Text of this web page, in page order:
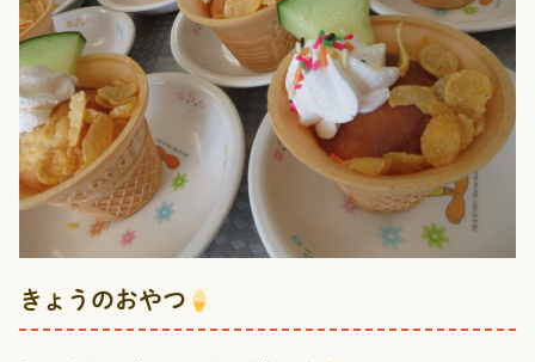
きょうのおやつ